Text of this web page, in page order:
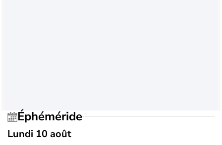
Éphéméride
Lundi 10 août